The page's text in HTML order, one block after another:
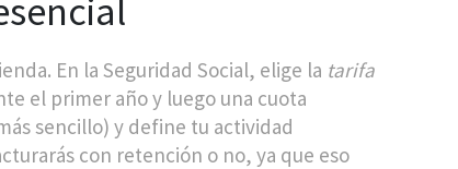
En la Seguridad Social, elige la tarifa
el primer año y luego una cuota
sencillo) y define tu actividad
con retención o no, ya que eso